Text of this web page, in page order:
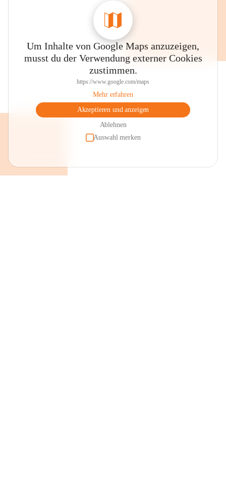
Um Inhalte von Google Maps anzuzeigen,
musst du der Verwendung externer Cookies
zustimmen.
https://www.google.com/maps
Mehr erfahren
Akzeptieren und anzeigen
Ablehnen
Auswahl merken